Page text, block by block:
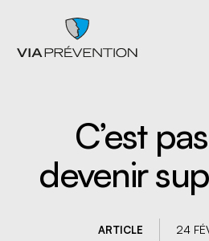
C’est
devenir
ARTICLE
24